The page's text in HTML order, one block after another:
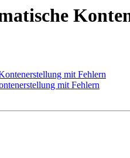
mit Fehlern
mit Fehlern